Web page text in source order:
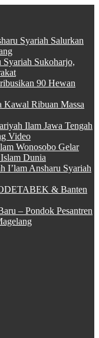
Syariah Salurkan
Syariah Sukoharjo,
90 Hewan
Kawal Ribuan Massa
Ilam Jawa Tengah
Video
Wonosobo Gelar
Dunia
I’lam Ansharu Syariah
& Banten
– Pondok Pesantren